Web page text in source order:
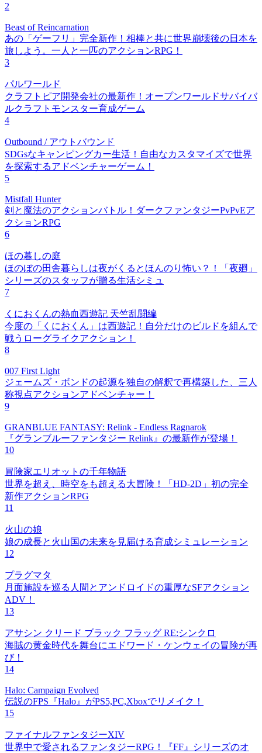
2
Beast of Reincarnation
あの「ゲーフリ」完全新作！相棒と共に世界崩壊後の日本を
旅しよう。一人と一匹のアクションRPG！
3
パルワールド
クラフトピア開発会社の最新作！オープンワールドサバイバ
ルクラフトモンスター育成ゲーム
4
Outbound / アウトバウンド
SDGsなキャンピングカー生活！自由なカスタマイズで世界
を探索するアドベンチャーゲーム！
5
Mistfall Hunter
剣と魔法のアクションバトル！ダークファンタジーPvPvEア
クションRPG
6
ほの暮しの庭
ほのぼの田舎暮らしは夜がくるとほんのり怖い？！「夜廻」
シリーズのスタッフが贈る生活シミュ
7
くにおくんの熱血西遊記 天竺乱闘編
今度の「くにおくん」は西遊記！自分だけのビルドを組んで
戦うローグライクアクション！
8
007 First Light
ジェームズ・ボンドの起源を独自の解釈で再構築した、三人
称視点アクションアドベンチャー！
9
GRANBLUE FANTASY: Relink - Endless Ragnarok
『グランブルーファンタジー Relink』の最新作が登場！
10
冒険家エリオットの千年物語
世界を超え、時空をも超える大冒険！「HD-2D」初の完全
新作アクションRPG
11
火山の娘
娘の成長と火山国の未来を見届ける育成シミュレーション
12
プラグマタ
月面施設を巡る人間とアンドロイドの重厚なSFアクション
ADV！
13
アサシン クリード ブラック フラッグ RE:シンクロ
海賊の黄金時代を舞台にエドワード・ケンウェイの冒険が再
び！
14
Halo: Campaign Evolved
伝説のFPS『Halo』がPS5,PC,Xboxでリメイク！
15
ファイナルファンタジーXIV
世界中で愛されるファンタジーRPG！『FF』シリーズのオ